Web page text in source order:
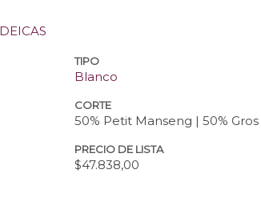
TIPO
Blanco
CORTE
50% Petit Manseng | 50%
PRECIO DE LISTA
$47.838,00